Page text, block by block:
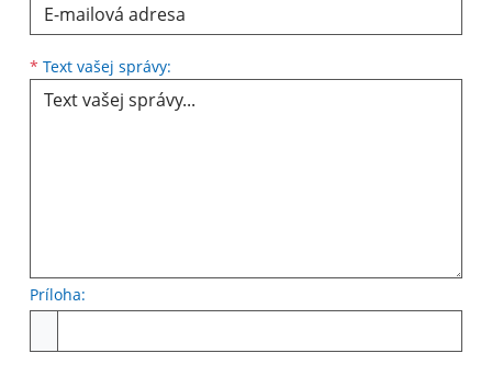
* Text vašej správy:
Príloha: